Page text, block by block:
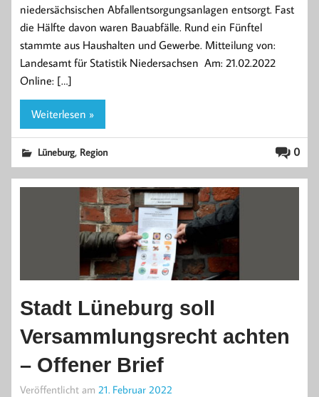
niedersächsischen Abfallentsorgungsanlagen entsorgt. Fast
die Hälfte davon waren Bauabfälle. Rund ein Fünftel
stammte aus Haushalten und Gewerbe. Mitteilung von:
Landesamt für Statistik Niedersachsen Am: 21.02.2022
Online: […]
Weiterlesen »
0
Lüneburg, Region
Stadt Lüneburg soll
Versammlungsrecht achten
– Offener Brief
Veröffentlicht am 21. Februar 2022